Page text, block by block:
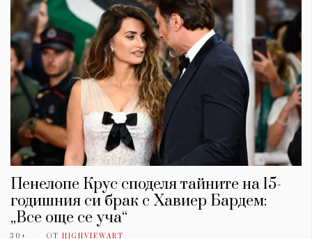
Пенелопе Крус споделя тайните на 15-
годишния си брак с Хавиер Бардем:
„Все още се уча“
30+ ОТ HIGHVIEWART